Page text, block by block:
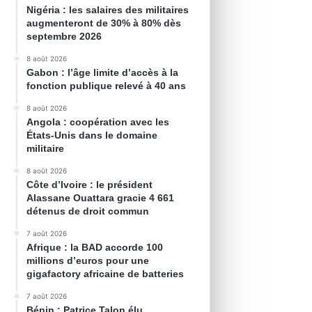
Nigéria : les salaires des militaires
augmenteront de 30% à 80% dès
septembre 2026
8 août 2026
Gabon : l’âge limite d’accès à la
fonction publique relevé à 40 ans
8 août 2026
Angola : coopération avec les
États-Unis dans le domaine
militaire
8 août 2026
Côte d’Ivoire : le président
Alassane Ouattara gracie 4 661
détenus de droit commun
7 août 2026
Afrique : la BAD accorde 100
millions d’euros pour une
gigafactory africaine de batteries
7 août 2026